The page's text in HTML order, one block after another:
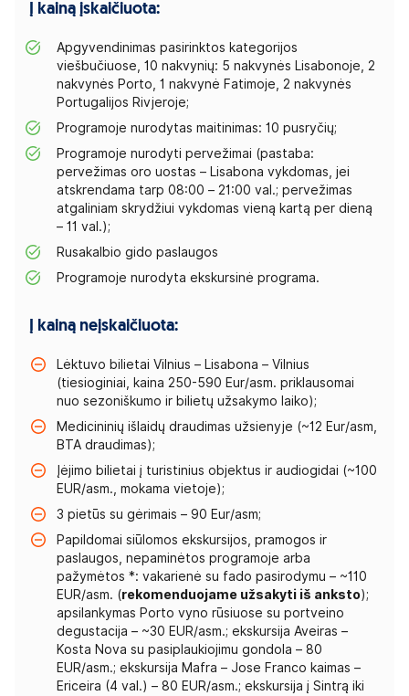
Į kainą įskaičiuota:
Apgyvendinimas pasirinktos kategorijos
viešbučiuose, 10 nakvynių: 5 nakvynės Lisabonoje, 2
nakvynės Porto, 1 nakvynė Fatimoje, 2 nakvynės
Portugalijos Rivjeroje;
Programoje nurodytas maitinimas: 10 pusryčių;
Programoje nurodyti pervežimai (pastaba:
pervežimas oro uostas – Lisabona vykdomas, jei
atskrendama tarp 08:00 – 21:00 val.; pervežimas
atgaliniam skrydžiui vykdomas vieną kartą per dieną
– 11 val.);
Rusakalbio gido paslaugos
Programoje nurodyta ekskursinė programa.
Į kainą neįskaičiuota:
Lėktuvo bilietai Vilnius – Lisabona – Vilnius
(tiesioginiai, kaina 250-590 Eur/asm. priklausomai
nuo sezoniškumo ir bilietų užsakymo laiko);
Medicininių išlaidų draudimas užsienyje (~12 Eur/asm,
BTA draudimas);
Įėjimo bilietai į turistinius objektus ir audiogidai (~100
EUR/asm., mokama vietoje);
3 pietūs su gėrimais – 90 Eur/asm;
Papildomai siūlomos ekskursijos, pramogos ir
paslaugos, nepaminėtos programoje arba
pažymėtos *: vakarienė su fado pasirodymu – ~110
EUR/asm. (rekomenduojame užsakyti iš anksto);
apsilankymas Porto vyno rūsiuose su portveino
degustacija – ~30 EUR/asm.; ekskursija Aveiras –
Kosta Nova su pasiplaukiojimu gondola – 80
EUR/asm.; ekskursija Mafra – Jose Franco kaimas –
Ericeira (4 val.) – 80 EUR/asm.; ekskursija į Sintrą iki